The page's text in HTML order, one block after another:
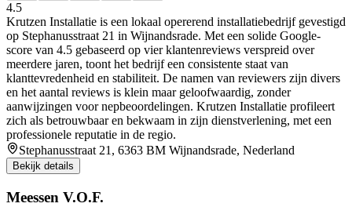
4.5
Krutzen Installatie is een lokaal opererend installatiebedrijf gevestigd
op Stephanusstraat 21 in Wijnandsrade. Met een solide Google-
score van 4.5 gebaseerd op vier klantenreviews verspreid over
meerdere jaren, toont het bedrijf een consistente staat van
klanttevredenheid en stabiliteit. De namen van reviewers zijn divers
en het aantal reviews is klein maar geloofwaardig, zonder
aanwijzingen voor nepbeoordelingen. Krutzen Installatie profileert
zich als betrouwbaar en bekwaam in zijn dienstverlening, met een
professionele reputatie in de regio.
Stephanusstraat 21, 6363 BM Wijnandsrade, Nederland
Bekijk details
Meessen V.O.F.